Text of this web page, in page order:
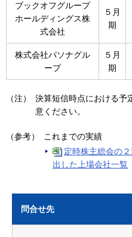
ブックオフグループ
ホールディングス株
式会社
５月
期
株式会社パソナグル
ープ
５月
期
（注）
決算短信時点における予
意ください。
（参考）
これまでの実績
定時株主総会の
出した上場会社一覧
問合せ先